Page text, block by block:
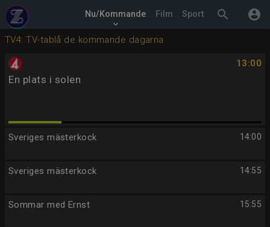
search account_circle
Nu/Kommande
keyboard_arrow_down
Film Sport
TV4: TV-tablå de kommande dagarna
13:00
En plats i solen
14:00
Sveriges mästerkock
14:55
Sveriges mästerkock
15:55
Sommar med Ernst